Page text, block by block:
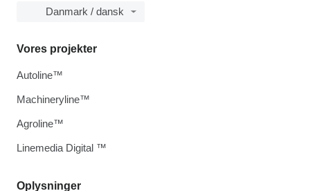
Danmark / dansk
Oplysninger
Vores projekter
Autoline™
Machineryline™
Agroline™
Linemedia Digital ™